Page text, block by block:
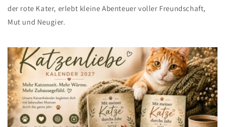
der rote Kater, erlebt kleine Abenteuer voller Freundschaft,
Mut und Neugier.